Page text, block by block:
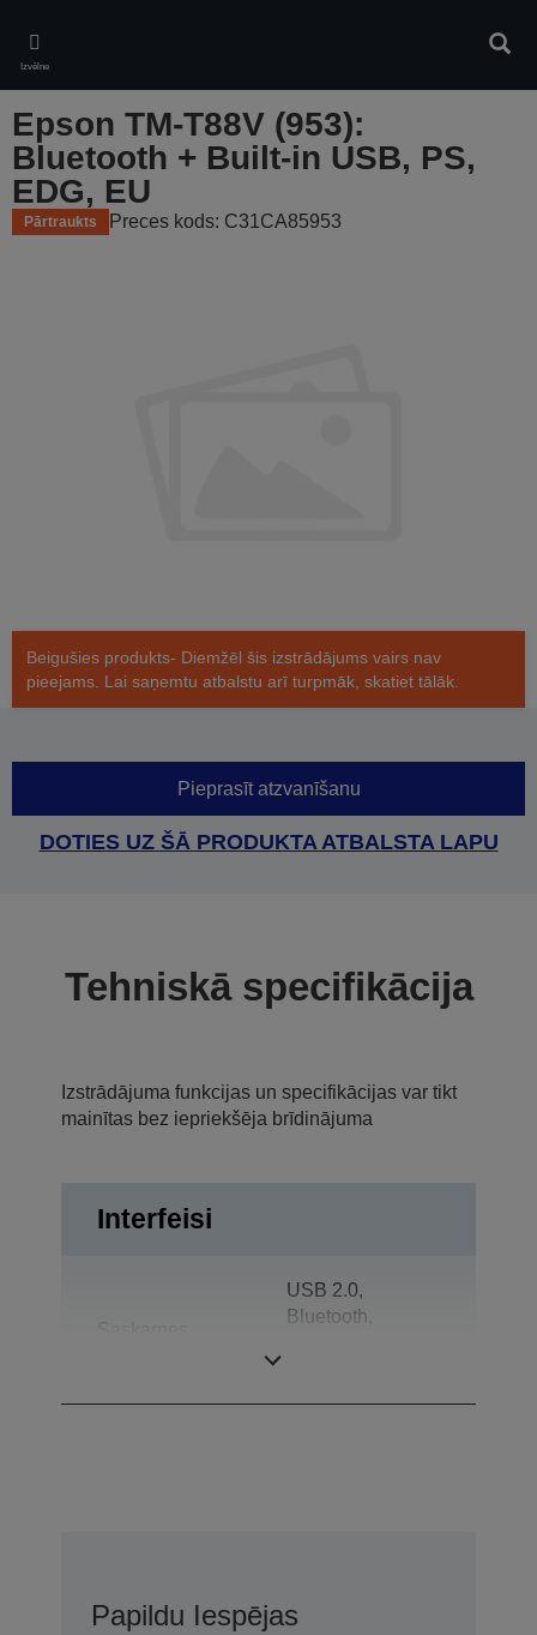
main
content
Izvēlne
Epson TM-T88V (953):
Bluetooth + Built-in USB, PS,
EDG, EU
Pārtraukts Preces kods: C31CA85953
Beigušies produkts- Diemžēl šis izstrādājums vairs nav
pieejams. Lai saņemtu atbalstu arī turpmāk, skatiet tālāk.
Pieprasīt atzvanīšanu
DOTIES UZ ŠĀ PRODUKTA ATBALSTA LAPU
Tehniskā specifikācija
Izstrādājuma funkcijas un specifikācijas var tikt
mainītas bez iepriekšēja brīdinājuma
Interfeisi
USB 2.0,
Bluetooth,
Papildu Iespējas